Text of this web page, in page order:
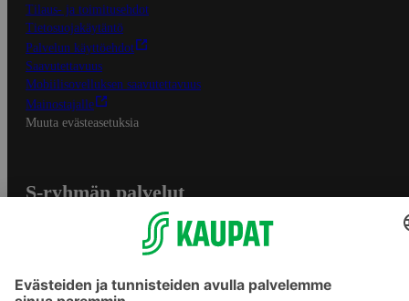
Tilaus- ja toimitusehdot
Tietosuojakäytäntö
Palvelun käyttöehdot
Saavutettavuus
Mobiilisovelluksen saavutettavuus
Mainostajalle
Muuta evästeasetuksia
S-ryhmän palvelut
Yhteishyvä Ruoka -sovellus